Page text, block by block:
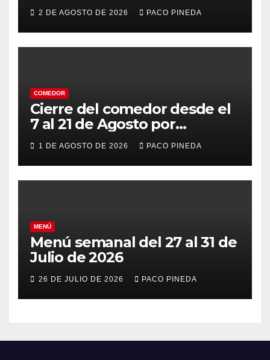
2 DE AGOSTO DE 2026 PACO PINEDA
COMEDOR
Cierre del comedor desde el
7 al 21 de Agosto por
vacaciones
1 DE AGOSTO DE 2026 PACO PINEDA
MENÚ
Menú semanal del 27 al 31 de
Julio de 2026
26 DE JULIO DE 2026 PACO PINEDA